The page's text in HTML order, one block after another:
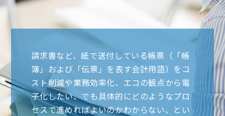
請求書など、紙で送付している帳票（「帳
簿」および「伝票」を表す会計用語）をコ
スト削減や業務効率化、エコの観点から電
子化したい、でも具体的にどのようなプロ
セスで進めればよいのかわからない、とい